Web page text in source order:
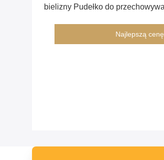
bielizny Pudełko do
Najlepszą cenę